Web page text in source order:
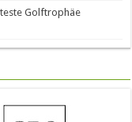
Golftrophäe